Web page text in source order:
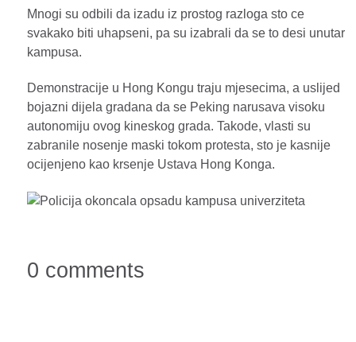
Mnogi su odbili da izadu iz prostog razloga sto ce
svakako biti uhapseni, pa su izabrali da se to desi unutar
kampusa.
Demonstracije u Hong Kongu traju mjesecima, a uslijed
bojazni dijela gradana da se Peking narusava visoku
autonomiju ovog kineskog grada. Takode, vlasti su
zabranile nosenje maski tokom protesta, sto je kasnije
ocijenjeno kao krsenje Ustava Hong Konga.
0 comments